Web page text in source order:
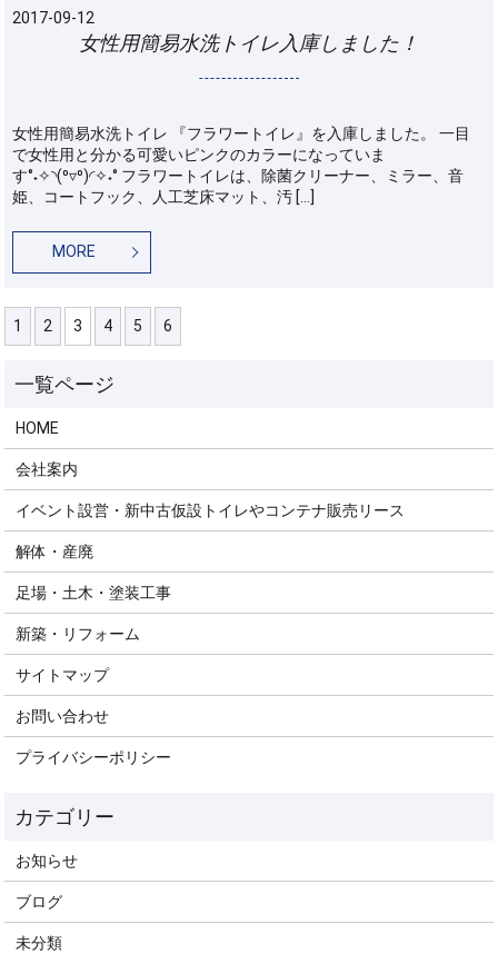
2017-09-12
女性用簡易水洗トイレ入庫しました！
女性用簡易水洗トイレ 『フラワートイレ』を入庫しました。 一目
で女性用と分かる可愛いピンクのカラーになっていま
す°˖✧◝(⁰▿⁰)◜✧˖° フラワートイレは、除菌クリーナー、ミラー、音
姫、コートフック、人工芝床マット、汚 […]
MORE
1 2 3 4 5 6
HOME
会社案内
イベント設営・新中古仮設トイレやコンテナ販売リース
解体・産廃
足場・土木・塗装工事
新築・リフォーム
サイトマップ
お問い合わせ
プライバシーポリシー
お知らせ
ブログ
未分類